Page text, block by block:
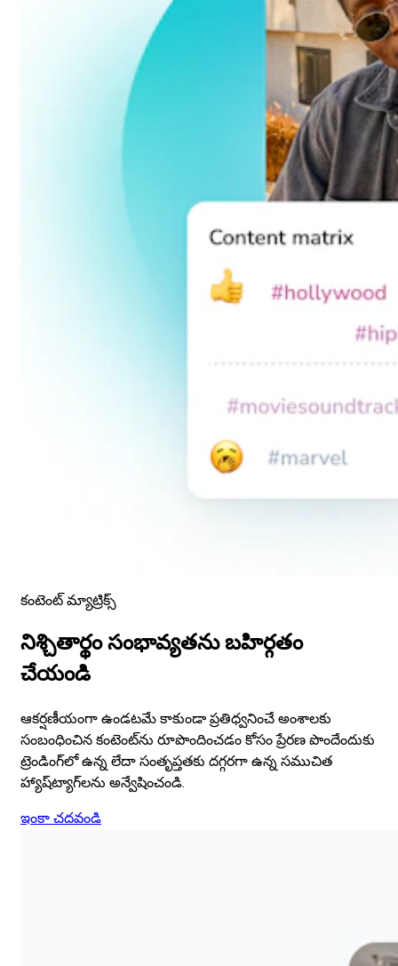
కంటెంట్ మ్యాట్రిక్స్
నిశ్చితార్థం సంభావ్యతను బహిర్గతం
చేయండి
ఆకర్షణీయంగా ఉండటమే కాకుండా ప్రతిధ్వనించే అంశాలకు
సంబంధించిన కంటెంట్‌ను రూపొందించడం కోసం ప్రేరణ పొందేందుకు
ట్రెండింగ్‌లో ఉన్న లేదా సంతృప్తతకు దగ్గరగా ఉన్న సముచిత
హ్యాష్‌ట్యాగ్‌లను అన్వేషించండి.
ఇంకా చదవండి